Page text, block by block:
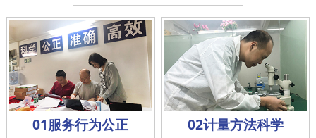
01服务行为公正 02计量方法科学